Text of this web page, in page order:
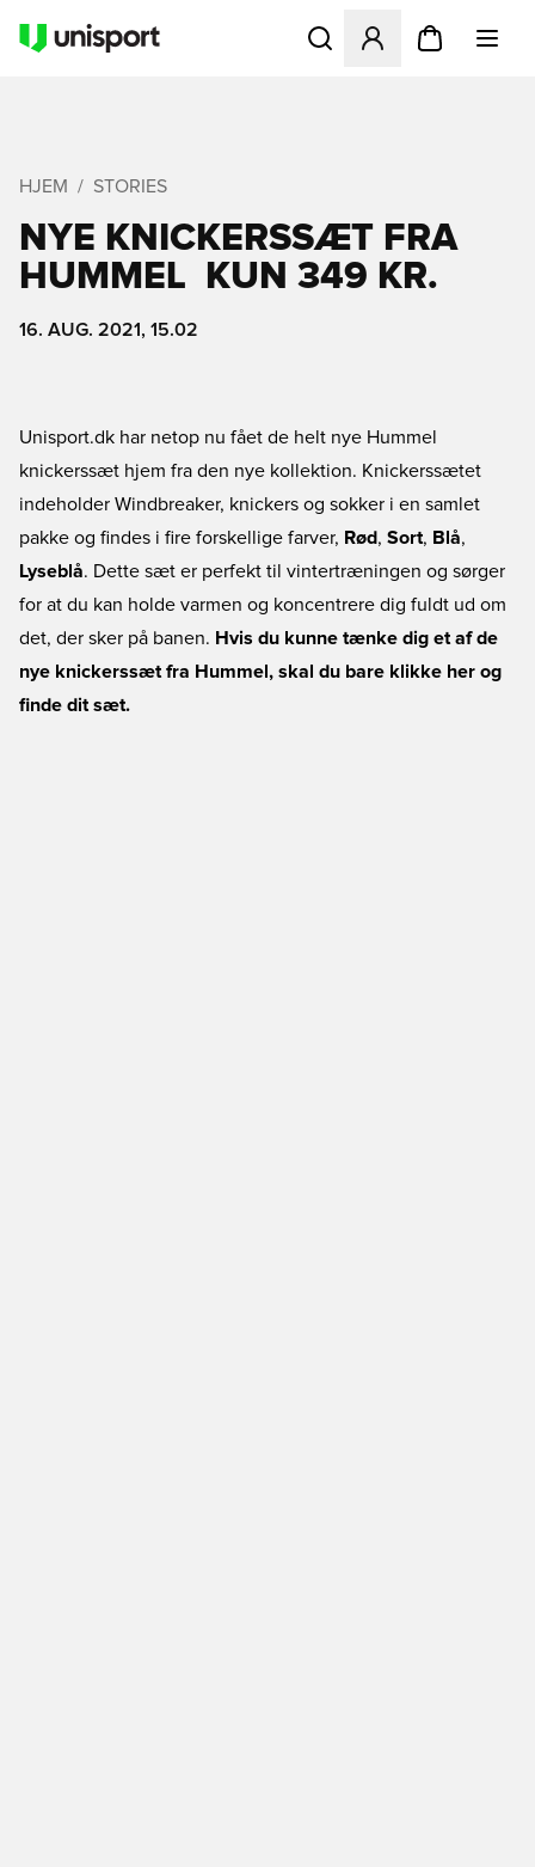
Åbner en Modal til at
HJEM STORIES
NYE KNICKERSSÆT FRA
HUMMEL  KUN 349 KR.
16. AUG. 2021, 15.02
Unisport.dk har netop nu fået de helt nye Hummel
knickerssæt hjem fra den nye kollektion. Knickerssætet
indeholder Windbreaker, knickers og sokker i en samlet
pakke og findes i fire forskellige farver, Rød, Sort, Blå,
Lyseblå. Dette sæt er perfekt til vintertræningen og sørger
for at du kan holde varmen og koncentrere dig fuldt ud om
det, der sker på banen. Hvis du kunne tænke dig et af de
nye knickerssæt fra Hummel, skal du bare klikke her og
finde dit sæt.